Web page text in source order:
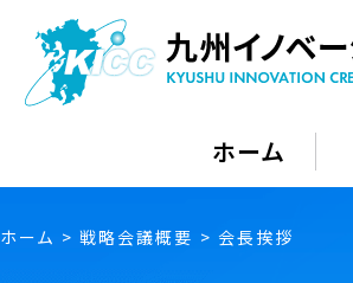
ホーム
ホーム 戦略会議概要 会長挨拶